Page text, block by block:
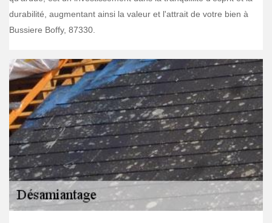
durabilité, augmentant ainsi la valeur et l'attrait de votre bien à
Bussiere Boffy, 87330.